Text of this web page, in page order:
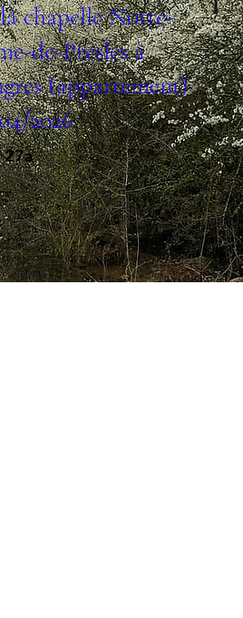
chapelle Notre-
de-Presles à
(appartement)
2026
27a